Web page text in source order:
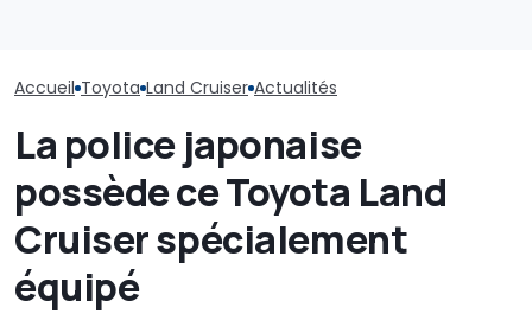
Accueil Toyota Land Cruiser Actualités
La police japonaise
possède ce Toyota Land
Cruiser spécialement
équipé